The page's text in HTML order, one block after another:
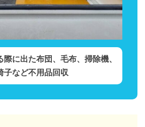
際に出た布団、毛布、掃除機、
子など不用品回収